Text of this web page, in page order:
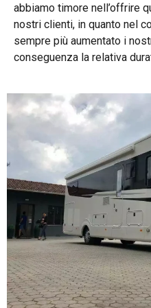
abbiamo timore nell’offrire
nostri clienti, in quanto nel
sempre più aumentato i
conseguenza la relativa